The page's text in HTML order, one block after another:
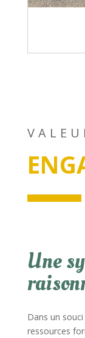
Une
Dans un
ressources